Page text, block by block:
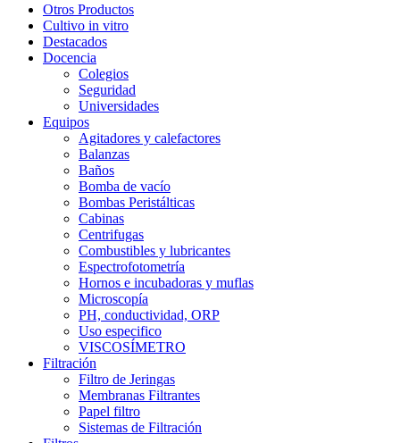
Otros Productos
Cultivo in vitro
Destacados
Docencia
Colegios
Seguridad
Universidades
Equipos
Agitadores y calefactores
Balanzas
Baños
Bomba de vacío
Bombas Peristálticas
Cabinas
Centrifugas
Combustibles y lubricantes
Espectrofotometría
Hornos e incubadoras y muflas
Microscopía
PH, conductividad, ORP
Uso especifico
VISCOSÍMETRO
Filtración
Filtro de Jeringas
Membranas Filtrantes
Papel filtro
Sistemas de Filtración